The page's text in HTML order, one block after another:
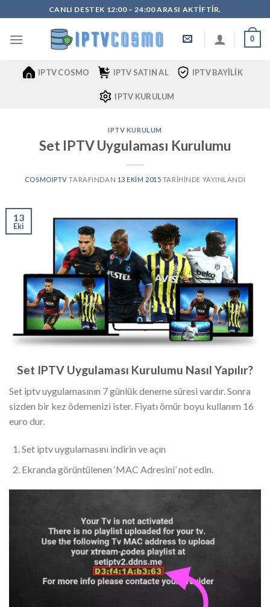
atla
CANLI DESTEK 12:00 – 24:00 ARASI AKTIFTIR.
0
IPTV COSMO IPTV SATIN AL IPTV BAYILIK
IPTV KURULUM
IPTV KURULUM
Set IPTV Uygulaması Kurulumu
COSMOIPTV TARAFINDAN 13 EKIM 2015 TARIHINDE YAYINLANDI
13
Eki
Set IPTV Uygulaması Kurulumu Nasıl Yapılır?
Set iptv uygulamasının 7 günlük deneme süresi vardır. Sonra
sizden bir kez ödemenizi ister. Fiyatı ömür boyu kullanım 16
euro dur.
Set iptv uygulamasını indirin ve açın
Ekranda görüntülenen ‘MAC Adresini’ not edin.